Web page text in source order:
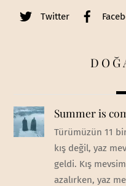
Twitter
Summer is
Türümüzün 11
kış değil, yaz
geldi. Kış
azalırken, yaz